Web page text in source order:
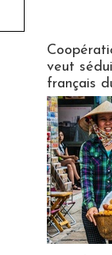
veut
français